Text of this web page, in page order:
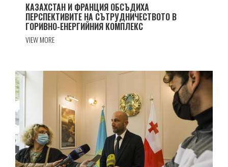
КАЗАХСТАН И ФРАНЦИЯ ОБСЪДИХА
ПЕРСПЕКТИВИТЕ НА СЪТРУДНИЧЕСТВОТО В
ГОРИВНО-ЕНЕРГИЙНИЯ КОМПЛЕКС
VIEW MORE